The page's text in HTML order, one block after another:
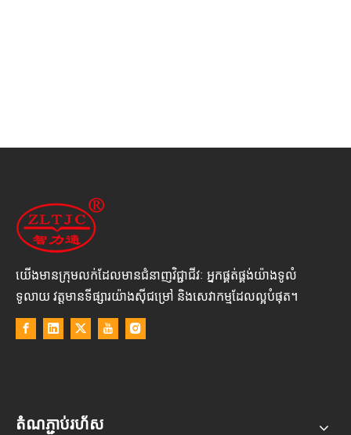
យើងមានក្រុមលក់ដែលមានជំនាញវិជ្ជាជីវៈ អ្នកផ្គត់ផ្គង់យ៉ាងទូលំ
ទូលាយ វត្តមានទីផ្សារយ៉ាងស៊ីជម្រៅ និងសេវាកម្មដែលល្អបំផុត។
តំណភ្ជាប់រហ័ស